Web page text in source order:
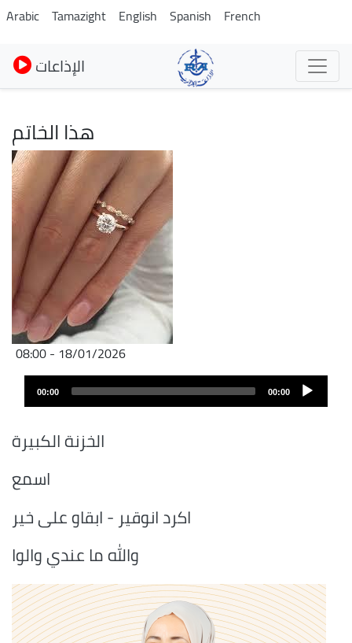
Pasar
al
contenido
principal
Arabic Tamazight English Spanish French
الإذاعات
هذا الخاتم
18/01/2026 - 08:00
Archivo
audio
00:00
00:00
الخزنة الكبيرة
اسمع
اكرد انوقير - ابقاو على خير
والله ما عندي والوا